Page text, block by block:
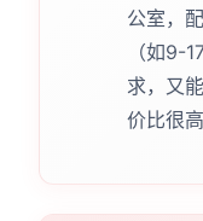
公室，
（如9-
求，又
价比很